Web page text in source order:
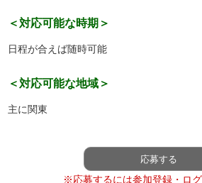
＜対応可能な時期＞
日程が合えば随時可能
＜対応可能な地域＞
主に関東
応募する
※応募するには参加登録・ロ